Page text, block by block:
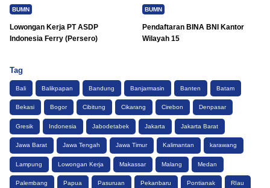
BUMN
Lowongan Kerja PT ASDP
Indonesia Ferry (Persero)
BUMN
Pendaftaran BINA BNI Kantor
Wilayah 15
Tag
Bali Balikpapan Bandung Banjarmasin Banten Batam
Bekasi Bogor Cibitung Cikarang Cirebon Denpasar
Gresik Indonesia Jabodetabek Jakarta Jakarta Barat
Jawa Barat Jawa Tengah Jawa Timur Kalimantan karawang
Lampung Lowongan Kerja Makassar Malang Medan
Palembang Papua Pasuruan Pekanbaru Pontianak RIau